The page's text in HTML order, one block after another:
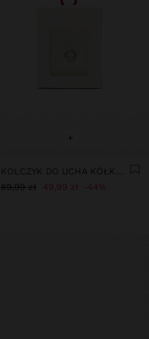
+
KOLCZYK DO UCHA KÓŁKO Z CYRKONIAMI – STAL NIERDZEWNA
89,99 zł
49,99 zł 44%